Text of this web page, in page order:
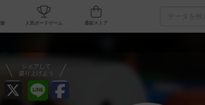
カフェ/店舗 人気ボードゲーム
シェアして
盛り上げよう